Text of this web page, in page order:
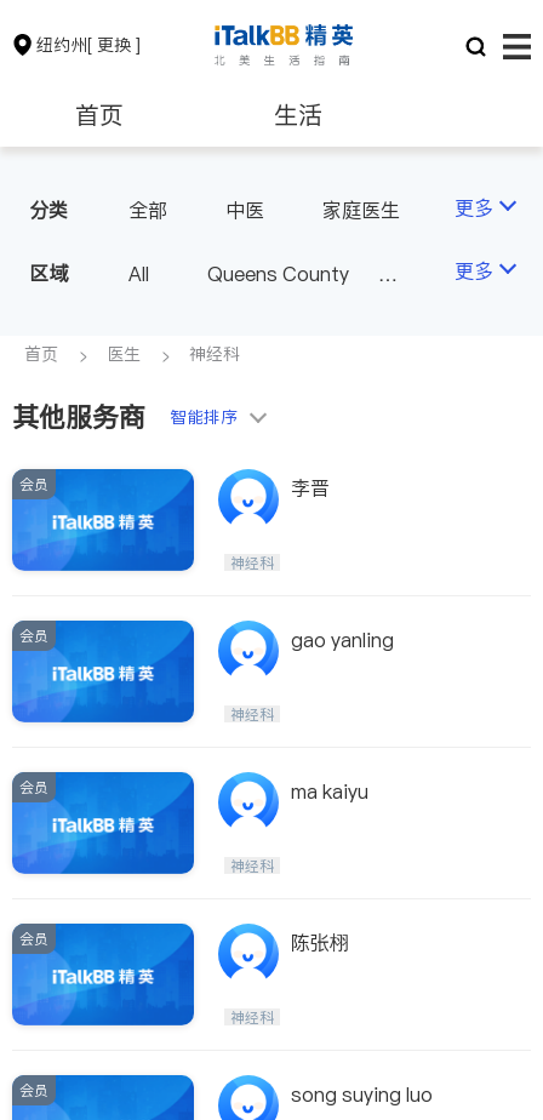
纽约州[ 更换 ]
首页 生活
保险理财 房地产租售
银行贷款
建筑装修
非盈利组织
分类 全部 中医
家庭医生
眼科
妇科
儿科
心脏科
肠胃肝脏科
泌尿科
风湿病
不孕不育
呼吸科
医生-其它
更多
区域 All
Queens County
Long Island
Buffalo & Syracuse
Westchester County & Orange
County
更多
首页 医生 神经科
其他服务商 智能排序
会员 李晋
神经科
会员 gao yanling
神经科
会员 ma kaiyu
神经科
会员 陈张栩
神经科
会员 song suying luo